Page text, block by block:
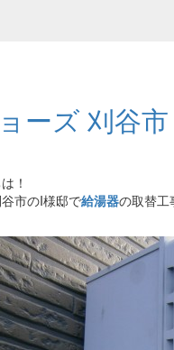
ーズ 刈谷
！
市のI様邸で給湯器の取替工